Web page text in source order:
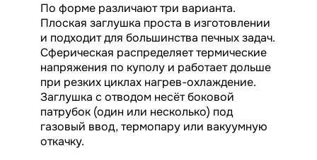
По форме различают три варианта.
Плоская заглушка проста в изготовлении
и подходит для большинства печных задач.
Сферическая распределяет термические
напряжения по куполу и работает дольше
при резких циклах нагрев-охлаждение.
Заглушка с отводом несёт боковой
патрубок (один или несколько) под
газовый ввод, термопару или вакуумную
откачку.